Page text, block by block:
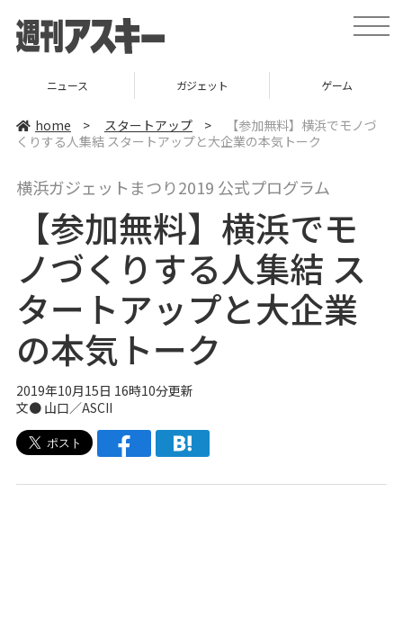
t
o
a
v
ニュース ガジェット ゲーム
home > スタートアップ >
【参加無料】横浜でモノづ
くりする人集結 スタートアップと大企業の本気トーク
横浜ガジェットまつり2019 公式プログラム
【参加無料】横浜でモ
ノづくりする人集結 ス
タートアップと大企業
の本気トーク
2019年10月15日 16時10分更新
文● 山口／ASCII